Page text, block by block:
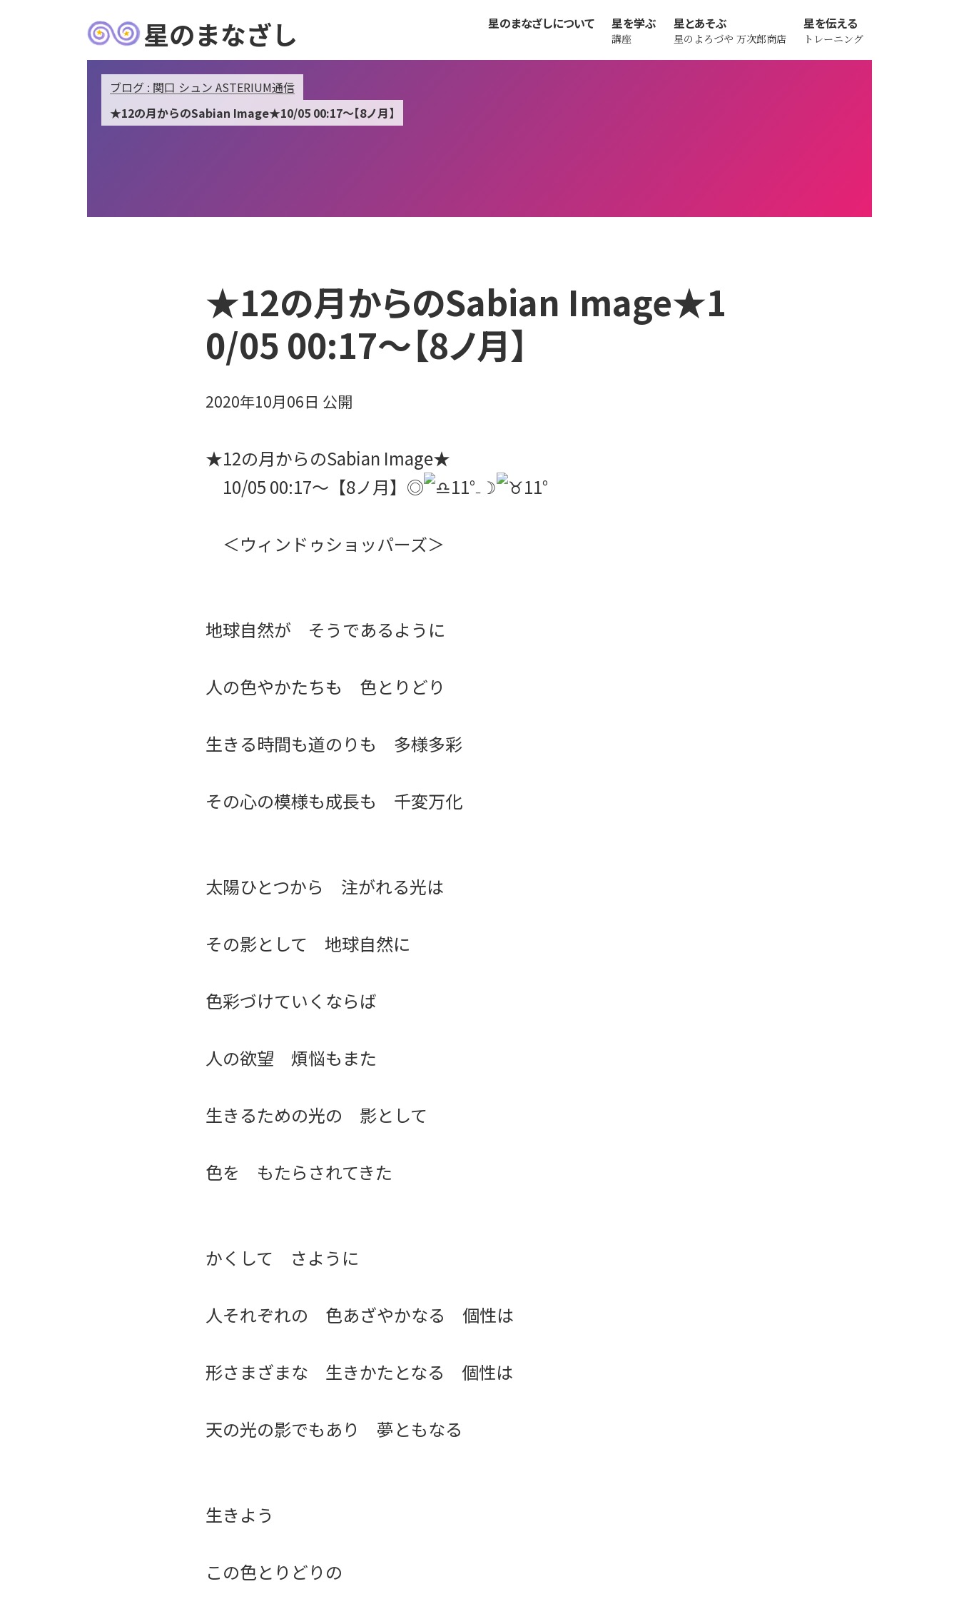
星のまなざし 星のまなざしについて 星を学ぶ
講座
星とあそぶ
星のよろづや 万次郎商店
星を伝える
トレーニング
ブログ : 関口 シュン ASTERIUM通信
★12の月からのSabian Image★10/05 00:17～【8ノ月】
★12の月からのSabian Image★1
0/05 00:17～【8ノ月】
2020年10月06日 公開
★12の月からのSabian Image★
10/05 00:17～【8ノ月】◎
11°₋☽ 11°
＜ウィンドゥショッパーズ＞
地球自然が そうであるように
人の色やかたちも 色とりどり
生きる時間も道のりも 多様多彩
その心の模様も成長も 千変万化
太陽ひとつから 注がれる光は
その影として 地球自然に
色彩づけていくならば
人の欲望 煩悩もまた
生きるための光の 影として
色を もたらされてきた
かくして さように
人それぞれの 色あざやかなる 個性は
形さまざまな 生きかたとなる 個性は
天の光の影でもあり 夢ともなる
生きよう
この色とりどりの